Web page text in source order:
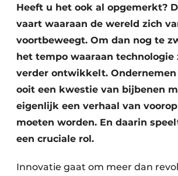
Heeft u het ook al opgemerkt?
vaart waaraan de wereld zich
voortbeweegt. Om dan nog te
het tempo waaraan technologie
verder ontwikkelt. Ondernemen
ooit een kwestie van bijbenen
eigenlijk een verhaal van
moeten worden. En daarin
een cruciale rol.
Innovatie gaat om meer dan